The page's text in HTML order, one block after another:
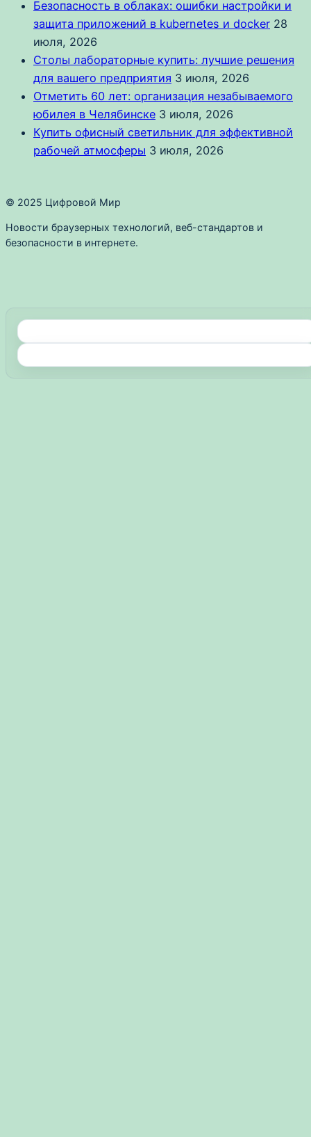
Безопасность в облаках: ошибки настройки и
защита приложений в kubernetes и docker 28
июля, 2026
Столы лабораторные купить: лучшие решения
для вашего предприятия 3 июля, 2026
Отметить 60 лет: организация незабываемого
юбилея в Челябинске 3 июля, 2026
Купить офисный светильник для эффективной
рабочей атмосферы 3 июля, 2026
© 2025 Цифровой Мир
Новости браузерных технологий, веб-стандартов и
безопасности в интернете.